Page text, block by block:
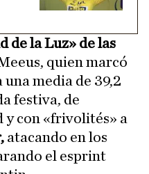
de la Luz» de las
quien marcó
una media de 39,2
festiva, de
y con «frivolités» a
atacando en los
el esprint